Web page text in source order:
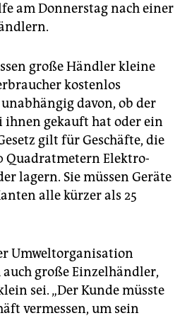
am Donnerstag nach einer
große Händler kleine
kostenlos
davon, ob der
ihnen gekauft hat oder ein
gilt für Geschäfte, die
Quadratmetern Elek­tro­
lagern. Sie müssen Geräte
alle kürzer als 25
Umweltorganisation
große Einzelhändler,
sei. „Der Kunde müsste
vermessen, um sein